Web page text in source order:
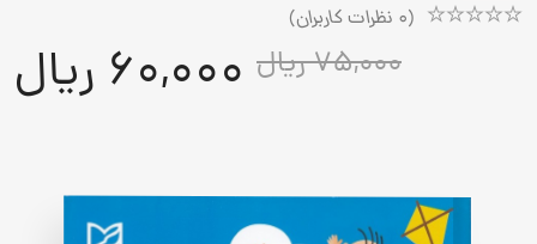
(
0 نظرات کاربران)
75,000 ریال 60,000 ریال